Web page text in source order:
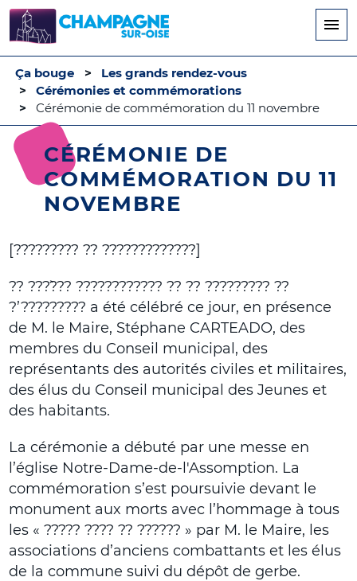
principal
Ça bouge
Les grands rendez-vous
Cérémonies et commémorations
Cérémonie de commémoration du 11 novembre
CÉRÉMONIE DE
COMMÉMORATION DU 11
NOVEMBRE
[????????? ?? ?????????????]
?? ????̀?? ???????????? ?? ?? ????????? ??
?’????????? a été célébré ce jour, en présence
de M. le Maire, Stéphane CARTEADO, des
membres du Conseil municipal, des
représentants des autorités civiles et militaires,
des élus du Conseil municipal des Jeunes et
des habitants.
La cérémonie a débuté par une messe en
l’église Notre-Dame-de-l'Assomption. La
commémoration s’est poursuivie devant le
monument aux morts avec l’hommage à tous
les « ????? ???? ?? ?????? » par M. le Maire, les
associations d’anciens combattants et les élus
de la commune suivi du dépôt de gerbe.